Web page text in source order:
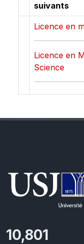
suivants
Licence en
Licence en
Science
11,418